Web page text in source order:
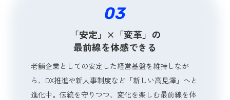
03
「安定」×「変革」の
最前線を体感できる
老舗企業としての安定した経営基盤を維持しなが
ら、DX推進や新人事制度など「新しい高見澤」へと
進化中。伝統を守りつつ、変化を楽しむ最前線を体